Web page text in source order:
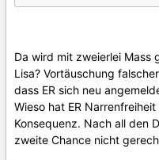
Da wird mit zweierlei Mass
Lisa? Vortäuschung
dass ER sich neu
Wieso hat ER
Konsequenz. Nach all den
zweite Chance nicht